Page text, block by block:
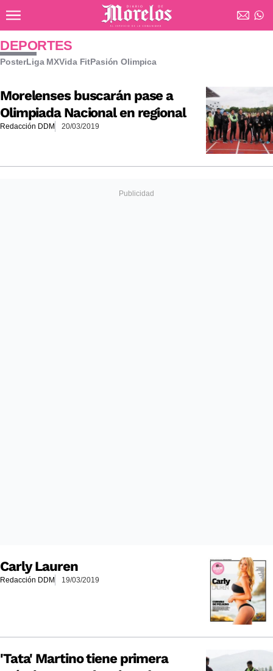
Diario de Morelos
DEPORTES
PosterLiga MXVida FitPasión Olimpica
Morelenses buscarán pase a
Olimpiada Nacional en regional
Redacción DDM 20/03/2019
Carly Lauren
Redacción DDM 19/03/2019
'Tata' Martino tiene primera